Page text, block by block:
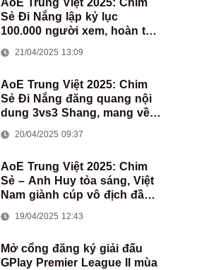
AoE Trung Việt 2025: Chim
Sẻ Đi Nắng lập kỷ lục
100.000 người xem, hoàn tất
Việt Nam
21/04/2025 13:09
AoE Trung Việt 2025: Chim
Sẻ Đi Nắng đăng quang nội
dung 3vs3 Shang, mang về
đoàn AoE Việt Nam
20/04/2025 09:37
AoE Trung Việt 2025: Chim
Sẻ – Anh Huy tỏa sáng, Việt
Nam giành cúp vô địch đầu
19/04/2025 12:43
Mở cổng đăng ký giải đấu
GPlay Premier League II mùa